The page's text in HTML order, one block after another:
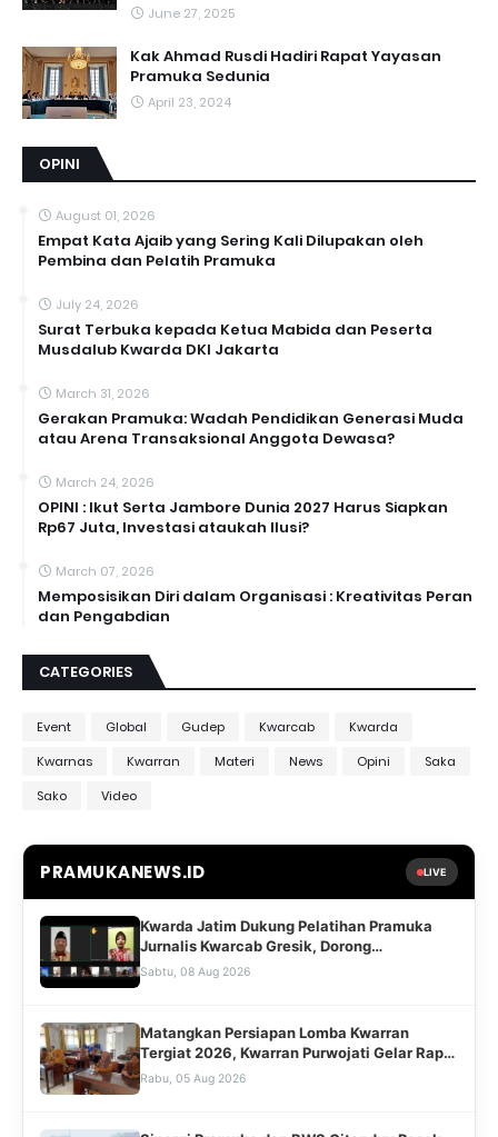
June 27, 2025
Kak Ahmad Rusdi Hadiri Rapat Yayasan
Pramuka Sedunia
April 23, 2024
OPINI
August 01, 2026
Empat Kata Ajaib yang Sering Kali Dilupakan oleh
Pembina dan Pelatih Pramuka
July 24, 2026
Surat Terbuka kepada Ketua Mabida dan Peserta
Musdalub Kwarda DKI Jakarta
March 31, 2026
Gerakan Pramuka: Wadah Pendidikan Generasi Muda
atau Arena Transaksional Anggota Dewasa?
March 24, 2026
OPINI : Ikut Serta Jambore Dunia 2027 Harus Siapkan
Rp67 Juta, Investasi ataukah Ilusi?
March 07, 2026
Memposisikan Diri dalam Organisasi : Kreativitas Peran
dan Pengabdian
CATEGORIES
Event Global Gudep Kwarcab
Kwarda
Kwarnas
Kwarran Materi News Opini
Saka
Sako
Video
PRAMUKANEWS.ID LIVE
Kwarda Jatim Dukung Pelatihan Pramuka
Jurnalis Kwarcab Gresik, Dorong
Transformasi Digital dan Penguatan
Sabtu, 08 Aug 2026
Matangkan Persiapan Lomba Kwarran
Tergiat 2026, Kwarran Purwojati Gelar Rapat
Koordinasi Bersama Jajaran Pengurus dan
Rabu, 05 Aug 2026